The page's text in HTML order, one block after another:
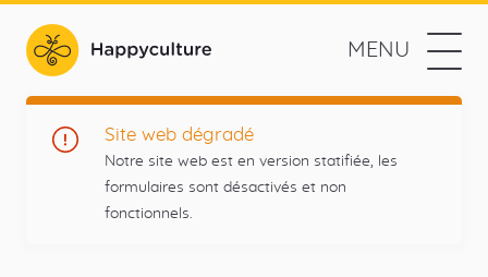
contenu
web
MENU
Navigation
Méthodologie
Site web dégradé
Notre site web est en version statifiée, les
formulaires sont désactivés et non
fonctionnels.